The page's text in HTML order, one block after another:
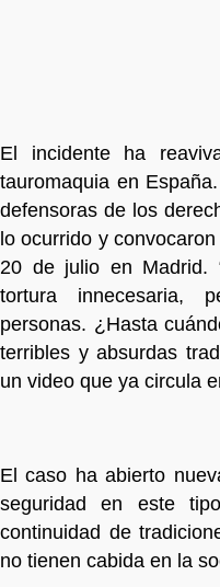
El incidente ha
tauromaquia en
defensoras de los
lo ocurrido y
20 de julio en Madrid.
tortura innecesaria,
personas. ¿Hasta
terribles y absurdas
un video que ya circula
El caso ha abierto
seguridad en este
continuidad de
no tienen cabida en la